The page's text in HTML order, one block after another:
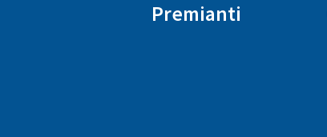
Premianti